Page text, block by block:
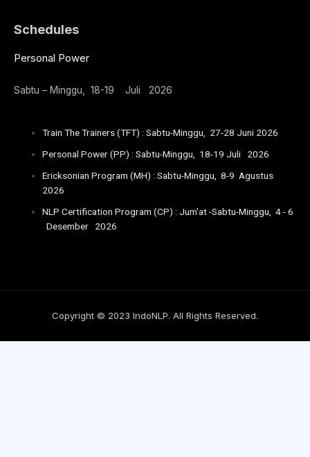
Schedules
Personal Power
Sabtu – Minggu, 18-19 Juli 2026
Train The Trainers (TFT) : Sabtu-Minggu, 27-28 Juni 2026
Personal Power (PP) : Sabtu-Minggu, 18-19 Juli 2026
Ericksonian Program (MH) : Sabtu-Minggu, 8-9 Agustus
2026
NLP Certification Program (CP) : Jum'at -Sabtu-Minggu, 4 - 6
Desember 2026
Copyright © 2023 IndoNLP. All Rights Reserved.